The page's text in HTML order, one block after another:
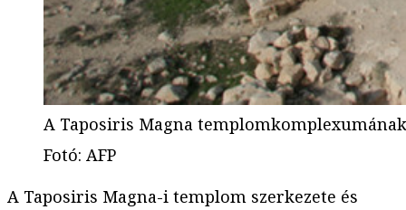
A Taposiris Magna
Fotó: AFP
A Taposiris Magna-i templom szerkezete és